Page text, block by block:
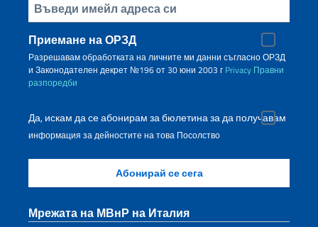
Inserisci la tua email
Приемане на ОРЗД
Разрешавам обработката на личните ми данни съгласно ОРЗД
и Законодателен декрет №196 от 30 юни 2003 г Privacy Правни
разпоредби
Да, искам да се абонирам за бюлетина за да получавам
информация за дейностите на това Посолство
Мрежата на МВнР на Италия